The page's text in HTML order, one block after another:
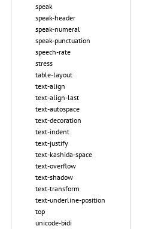
speak
speak-header
speak-numeral
speak-punctuation
speech-rate
stress
table-layout
text-align
text-align-last
text-autospace
text-decoration
text-indent
text-justify
text-kashida-space
text-overflow
text-shadow
text-transform
text-underline-position
top
unicode-bidi